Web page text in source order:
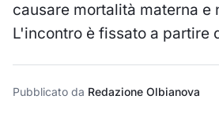
causare mortalità materna e
L'incontro è fissato a partire
Pubblicato da Redazione Olbianova